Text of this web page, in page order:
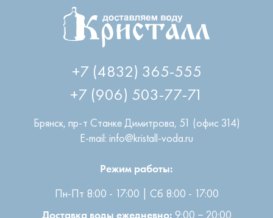
+7 (4832) 365-555
+7 (906) 503-77-71
Брянск
пр-т Станке Димитрова, 51 (офис 314)
E-mail: info@kristall-voda.ru
Режим работы:
Пн-Пт 8:00 - 17:00 | Сб 8:00 - 17:00
Доставка воды ежедневно: 9:00 − 20:00